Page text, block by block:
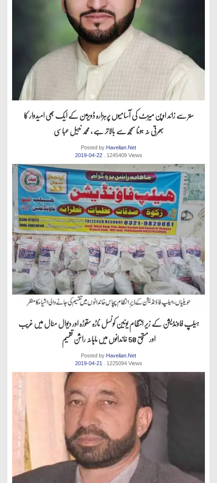
ستر سے زائد اوپن میڑٹ کی آسامیوں پرہزارہ ڈویژن کے ایک بھی امیدوار کا
بھرتی نہ ہونا سمجھ سے بالاتر ہے ، محمد نبیل عباسی
Posted by Havelian.Net
2019-04-22
. 1245409 Views
ہیلپ فاونڈیشن کے زیر انتظام یونین کونسل ناڑہ ستوڑہ اور دیوال منال میں غریب
اور مستحق 50 خاندانوں میں ماہانہ راشن تقسیم
Posted by Havelian.Net
2019-04-21
. 1225094 Views